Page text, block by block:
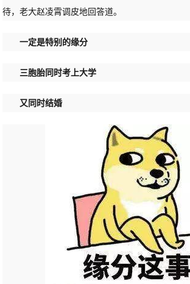
待，老大赵凌霄调皮地回答道。
一定是特别的缘分
三胞胎同时考上大学
又同时结婚